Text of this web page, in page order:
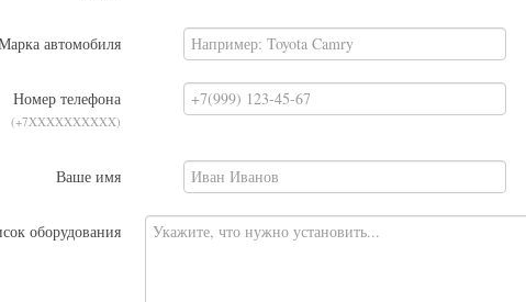
автомобиля
Номер телефона
(+7XXXXXXXXXX)
Ваше имя
оборудования